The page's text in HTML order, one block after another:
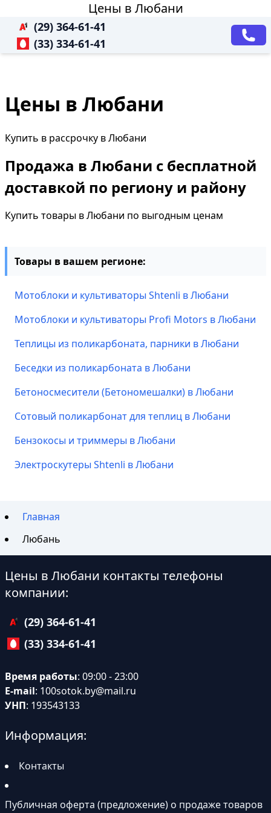
Цены в Любани
(29) 364-61-41
(33) 334-61-41
Цены в Любани
Купить в рассрочку в Любани
Продажа в Любани с бесплатной
доставкой по региону и району
Купить товары в Любани по выгодным ценам
Товары в вашем регионе:
Мотоблоки и культиваторы Shtenli в Любани
Мотоблоки и культиваторы Profi Motors в Любани
Теплицы из поликарбоната, парники в Любани
Беседки из поликарбоната в Любани
Бетоносмесители (Бетономешалки) в Любани
Сотовый поликарбонат для теплиц в Любани
Бензокосы и триммеры в Любани
Электроскутеры Shtenli в Любани
Главная
Любань
Цены в Любани контакты телефоны
компании:
(29) 364-61-41
(33) 334-61-41
Время работы: 09:00 - 23:00
E-mail: 100sotok.by@mail.ru
УНП: 193543133
Информация:
Контакты
Публичная оферта (предложение) о продаже товаров